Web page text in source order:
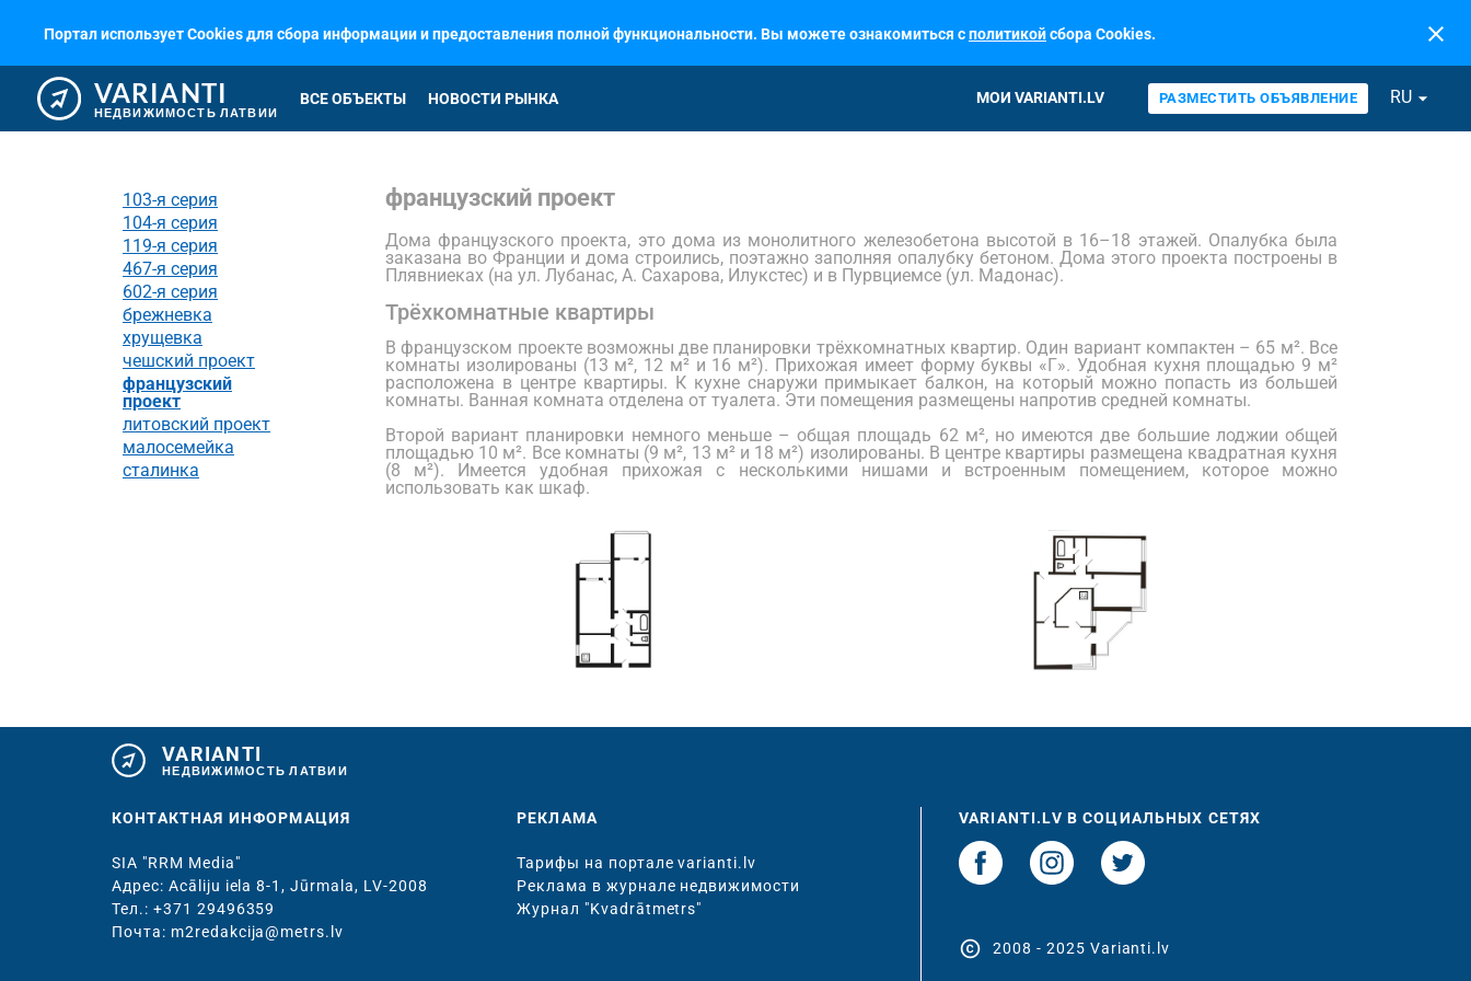
Портал использует Cookies для сбора информации и предоставления полной функциональности. Вы можете ознакомиться сполитикойсбора Cookies. close
VARIANTI
НЕДВИЖИМОСТЬ ЛАТВИИ
ВСЕ ОБЪЕКТЫ НОВОСТИ РЫНКА МОИ VARIANTI.LV РАЗМЕСТИТЬ ОБЪЯВЛЕНИЕ RU arrow_drop_down
103-я серия
104-я серия
119-я серия
467-я серия
602-я серия
брежневка
хрущевка
чешский проект
французский
проект
литовский проект
малосемейка
сталинка
французский проект
Дома французского проекта, это дома из монолитного железобетона высотой в 16–18 этажей. Опалубка была
заказана во Франции и дома строились, поэтажно заполняя опалубку бетоном. Дома этого проекта построены в
Плявниеках (на ул. Лубанас, А. Сахарова, Илукстес) и в Пурвциемсе (ул. Мадонас).
Трёхкомнатные квартиры
В французском проекте возможны две планировки трёхкомнатных квартир. Один вариант компактен – 65 м². Все
комнаты изолированы (13 м², 12 м² и 16 м²). Прихожая имеет форму буквы «Г». Удобная кухня площадью 9 м²
расположена в центре квартиры. К кухне снаружи примыкает балкон, на который можно попасть из большей
комнаты. Ванная комната отделена от туалета. Эти помещения размещены напротив средней комнаты.
Второй вариант планировки немного меньше – общая площадь 62 м², но имеются две большие лоджии общей
площадью 10 м². Все комнаты (9 м², 13 м² и 18 м²) изолированы. В центре квартиры размещена квадратная кухня
(8 м²). Имеется удобная прихожая с несколькими нишами и встроенным помещением, которое можно
использовать как шкаф.
VARIANTI
НЕДВИЖИМОСТЬ ЛАТВИИ
КОНТАКТНАЯ ИНФОРМАЦИЯ
SIA "RRM Media"
Адрес: Acāliju iela 8-1, Jūrmala, LV-2008
Тел.: +371 29496359
Почта: m2redakcija@metrs.lv
РЕКЛАМА
Тарифы на портале varianti.lv
Реклама в журнале недвижимости
Журнал "Kvadrātmetrs"
VARIANTI.LV В СОЦИАЛЬНЫХ СЕТЯХ
copyright 2008 - 2025 Varianti.lv